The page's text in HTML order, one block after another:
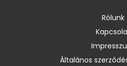
Rólunk
Általános